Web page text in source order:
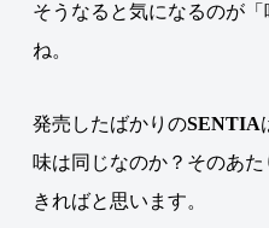
そうなると気になるのが「
ね。
発売したばかりのSENTIA
味は同じなのか？そのあ
きればと思います。